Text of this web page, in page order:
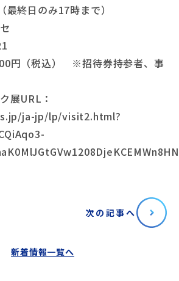
終日のみ17時まで）
円（税込） ※招待券持参者、事
展URL：
ja-jp/lp/visit2.html?
次の記事へ
新着情報一覧へ